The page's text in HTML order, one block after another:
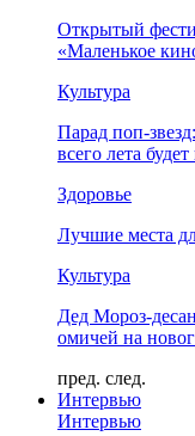
Открытый
«Маленькое
Культура
Парад поп-
всего лета
Здоровье
Лучшие места
Культура
Дед Мороз-
омичей на
пред. след.
Интервью
Интервью